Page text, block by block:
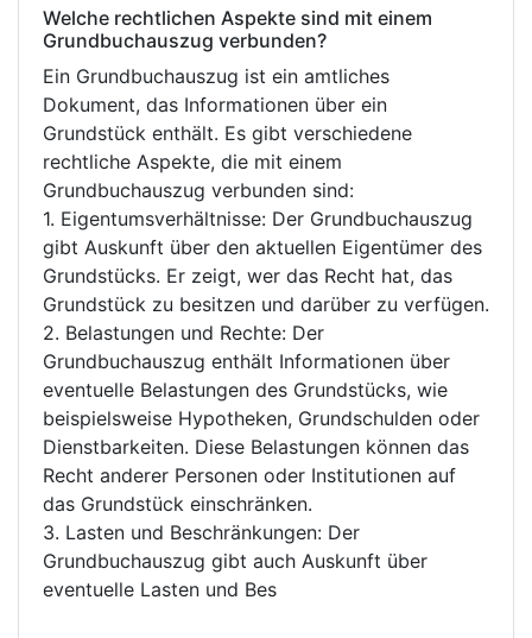
Welche rechtlichen Aspekte sind mit einem
Grundbuchauszug verbunden?
Ein Grundbuchauszug ist ein amtliches
Dokument, das Informationen über ein
Grundstück enthält. Es gibt verschiedene
rechtliche Aspekte, die mit einem
Grundbuchauszug verbunden sind:
1. Eigentumsverhältnisse: Der Grundbuchauszug
gibt Auskunft über den aktuellen Eigentümer des
Grundstücks. Er zeigt, wer das Recht hat, das
Grundstück zu besitzen und darüber zu verfügen.
2. Belastungen und Rechte: Der
Grundbuchauszug enthält Informationen über
eventuelle Belastungen des Grundstücks, wie
beispielsweise Hypotheken, Grundschulden oder
Dienstbarkeiten. Diese Belastungen können das
Recht anderer Personen oder Institutionen auf
das Grundstück einschränken.
3. Lasten und Beschränkungen: Der
Grundbuchauszug gibt auch Auskunft über
eventuelle Lasten und Bes